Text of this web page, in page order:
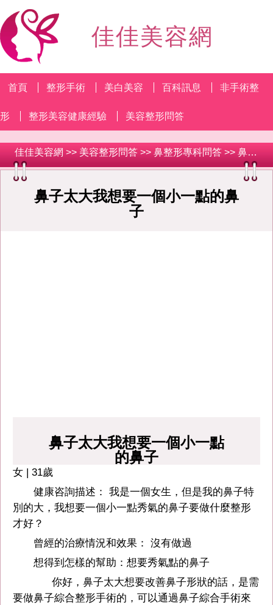
佳佳美容網
首頁 整形手術 美白美容 百科訊息 非手術整
形 整形美容健康經驗 美容整形問答
佳佳美容網 >> 美容整形問答 >> 鼻整形專科問答 >> 鼻子太大我想要一個小一點的鼻子
鼻子太大我想要一個小一點的鼻
子
鼻子太大我想要一個小一點
的鼻子
女 | 31歲
健康咨詢描述： 我是一個女生，但是我的鼻子特
別的大，我想要一個小一點秀氣的鼻子要做什麼整形
才好？
曾經的治療情況和效果： 沒有做過
想得到怎樣的幫助：想要秀氣點的鼻子
你好，鼻子太大想要改善鼻子形狀的話，是需
要做鼻子綜合整形手術的，可以通過鼻子綜合手術來